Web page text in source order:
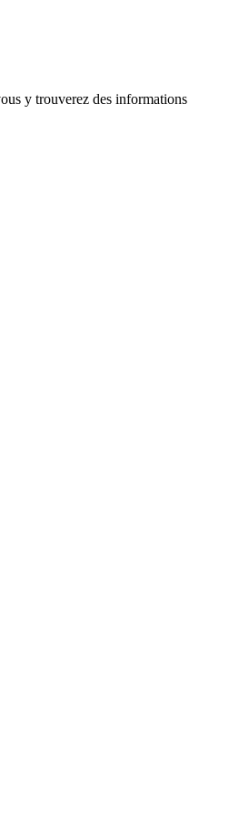
y trouverez des informations